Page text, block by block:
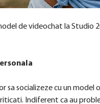
de videochat la
sa socializeze cu un model
Indiferent ca au